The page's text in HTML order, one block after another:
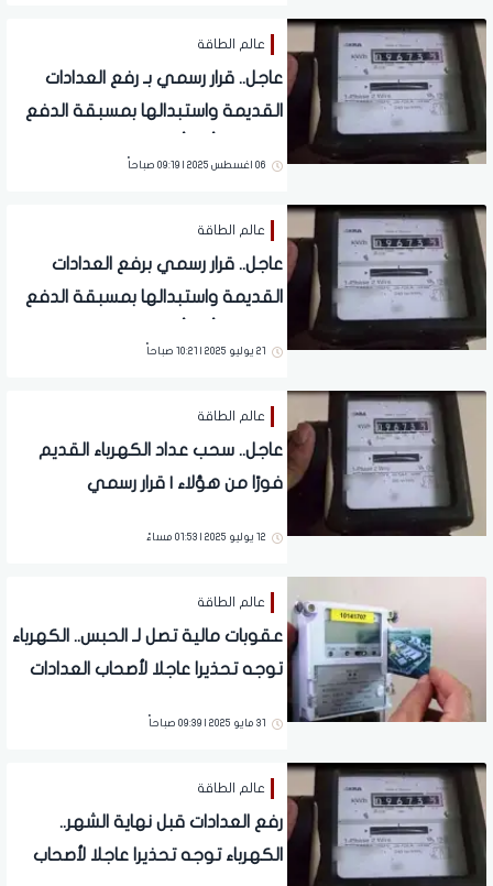
عالم الطاقة
عاجل.. قرار رسمي بـ رفع العدادات
القديمة واستبدالها بمسبقة الدفع
06 اغسطس 2025 | 09:19 صباحاً
عالم الطاقة
عاجل.. قرار رسمي برفع العدادات
القديمة واستبدالها بمسبقة الدفع
21 يوليو 2025 | 10:21 صباحاً
عالم الطاقة
عاجل.. سحب عداد الكهرباء القديم
فورًا من هؤلاء | قرار رسمي
12 يوليو 2025 | 01:53 مساءً
عالم الطاقة
عقوبات مالية تصل لـ الحبس.. الكهرباء
توجه تحذيرا عاجلا لأصحاب العدادات
31 مايو 2025 | 09:39 صباحاً
عالم الطاقة
رفع العدادات قبل نهاية الشهر..
الكهرباء توجه تحذيرا عاجلا لأصحاب